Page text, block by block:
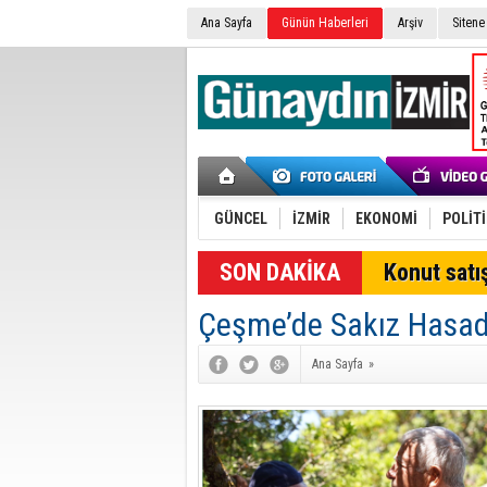
Ana Sayfa Günün Haberleri Arşiv
GÜNCEL İZMİR EKONOMİ
SON DAKİKA Konut
Çeşme’de Sakız
Ana Sayfa »